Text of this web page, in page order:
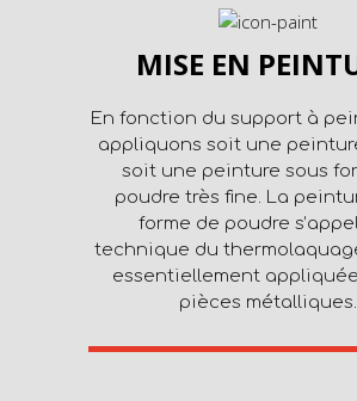
MISE EN
En fonction du support à
appliquons soit une
soit une peinture sous
poudre très fine. La
forme de poudre
technique du
essentiellement
pièces métalliques.